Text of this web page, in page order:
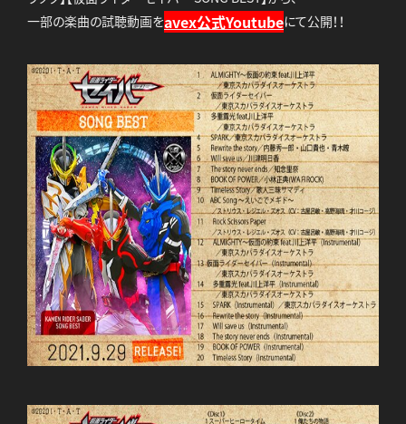
一部の楽曲の試聴動画をavex公式Youtubeにて公開！！